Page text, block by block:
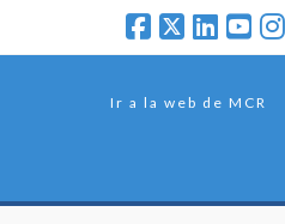
Ir a la web de MCR